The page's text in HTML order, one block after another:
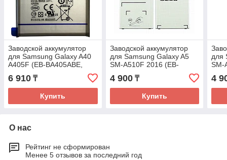
Заводской аккумулятор
для Samsung Galaxy A40
A405F (EB-BA405ABE,
6 910 ₸
Купить
Заводской аккумулятор
для Samsung Galaxy A5
SM-A510F 2016 (EB-
4 900₸
Купить
для
SM-
4
О нас
Рейтинг не сформирован
Менее 5 отзывов за последний год